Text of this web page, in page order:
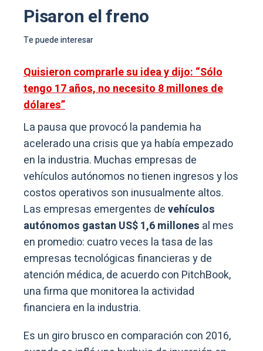
Pisaron el freno
Te puede interesar
Quisieron comprarle su idea y dijo: “Sólo
tengo 17 años, no necesito 8 millones de
dólares”
La pausa que provocó la pandemia ha
acelerado una crisis que ya había empezado
en la industria. Muchas empresas de
vehículos autónomos no tienen ingresos y los
costos operativos son inusualmente altos.
Las empresas emergentes devehículos
autónomos gastan US$ 1,6 millones al mes
en promedio: cuatro veces la tasa de las
empresas tecnológicas financieras y de
atención médica, de acuerdo con PitchBook,
una firma que monitorea la actividad
financiera en la industria.
Es un giro brusco en comparación con 2016,